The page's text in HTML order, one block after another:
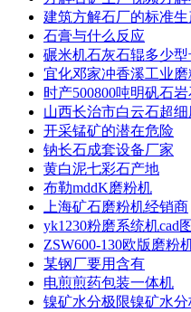
建筑方解石厂的标准
石膏与什么反应
碾米机石灰石辊多少型
宜化邓家冲香溪工业
时产500800吨明矾石
山西长治市白云石超
开采锰矿的潜在危险
钠长石成套设备厂家
黄白泥七彩石产地
布勒mddK磨粉机
上海矿石磨粉机经销商
yk1230粉磨系统机cad
ZSW600-130欧版磨粉
某钢厂要用含有
电煎煎药包装一体机
镍矿水分极限镍矿水